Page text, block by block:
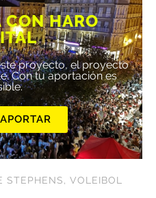
CON HARO
proyecto, el proyecto
Con tu aportación es
STEPHENS, VOLEIBOL